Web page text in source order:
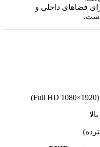
فضاهای داخلی و
است.